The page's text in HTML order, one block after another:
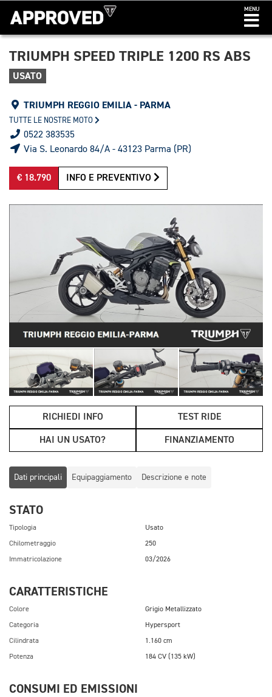
MENU
TRIUMPH SPEED TRIPLE 1200 RS ABS
USATO
TRIUMPH REGGIO EMILIA - PARMA
TUTTE LE NOSTRE MOTO
0522 383535
Via S. Leonardo 84/A - 43123 Parma (PR)
€ 18.790 INFO E PREVENTIVO
RICHIEDI INFO TEST RIDE
HAI UN USATO? FINANZIAMENTO
Dati principali Equipaggiamento Descrizione e note
STATO
Tipologia Usato
Chilometraggio 250
Immatricolazione 03/2026
CARATTERISTICHE
Colore Grigio Metallizzato
Categoria Hypersport
Cilindrata 1.160 cm
Potenza 184 CV (135 kW)
CONSUMI ED EMISSIONI